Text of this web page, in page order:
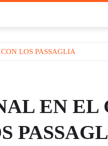
LOS PASSAGLIA
EN EL